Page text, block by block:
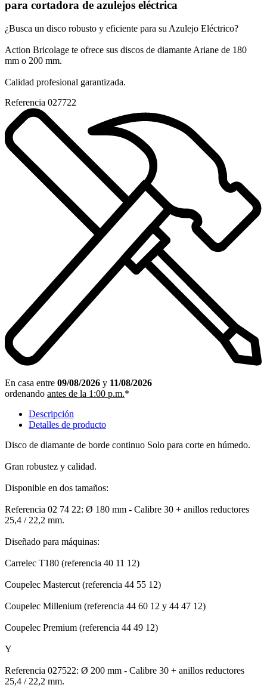
para cortadora de azulejos eléctrica
¿Busca un disco robusto y eficiente para su Azulejo Eléctrico?
Action Bricolage te ofrece sus discos de diamante Ariane de 180
mm o 200 mm.
Calidad profesional garantizada.
Referencia 027722
En casa entre 09/08/2026 y 11/08/2026
ordenando antes de la 1:00 p.m.*
Descripción
Detalles de producto
Disco de diamante de borde continuo Solo para corte en húmedo.
Gran robustez y calidad.
Disponible en dos tamaños:
Referencia 02 74 22: Ø 180 mm - Calibre 30 + anillos reductores
25,4 / 22,2 mm.
Diseñado para máquinas:
Carrelec T180 (referencia 40 11 12)
Coupelec Mastercut (referencia 44 55 12)
Coupelec Millenium (referencia 44 60 12 y 44 47 12)
Coupelec Premium (referencia 44 49 12)
Y
Referencia 027522: Ø 200 mm - Calibre 30 + anillos reductores
25,4 / 22,2 mm.